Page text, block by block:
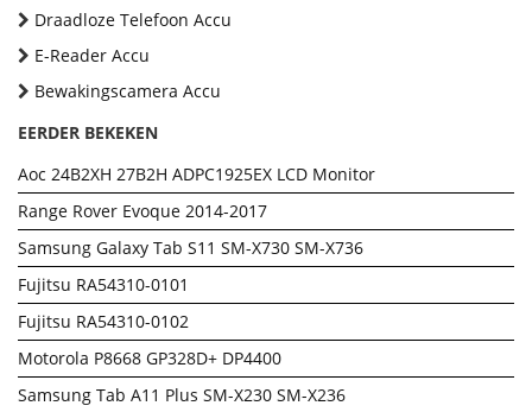
Draadloze Telefoon Accu
E-Reader Accu
Bewakingscamera Accu
EERDER BEKEKEN
Aoc 24B2XH 27B2H ADPC1925EX LCD Monitor
Range Rover Evoque 2014-2017
Samsung Galaxy Tab S11 SM-X730 SM-X736
Fujitsu RA54310-0101
Fujitsu RA54310-0102
Motorola P8668 GP328D+ DP4400
Samsung Tab A11 Plus SM-X230 SM-X236